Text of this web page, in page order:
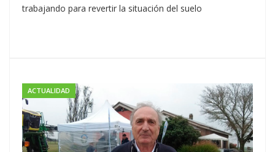
trabajando para revertir la situación del suelo
ACTUALIDAD